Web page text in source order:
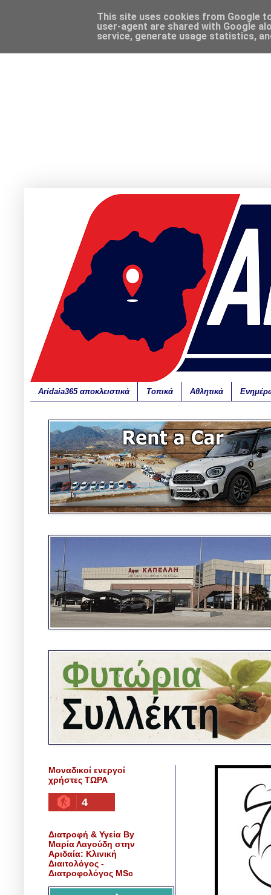
Aridaia365 αποκλειστικά Τοπικά Αθλητικά
Μοναδικοί ενεργοί
χρήστες ΤΩΡΑ
4
Διατροφή & Υγεία By
Μαρία Λαγούδη στην
Αριδαία: Κλινική
Διαιτολόγος -
Διατροφολόγος MSc
This site uses cookies from Google
user-agent are shared with Google
service, generate usage statistics,